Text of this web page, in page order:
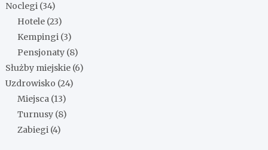
Noclegi (34)
Hotele (23)
Kempingi (3)
Pensjonaty (8)
Służby miejskie (6)
Uzdrowisko (24)
Miejsca (13)
Turnusy (8)
Zabiegi (4)